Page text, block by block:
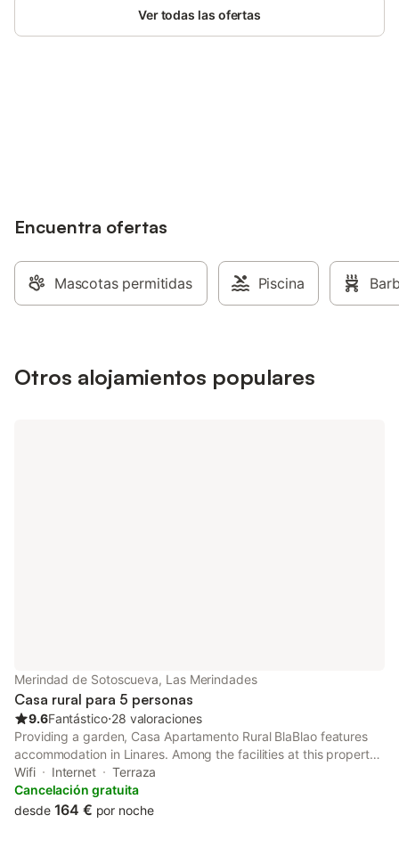
Ver todas las ofertas
Encuentra ofertas
Mascotas permitidas Piscina
Otros alojamientos populares
Merindad de Sotoscueva, Las Merindades
Casa rural para 5 personas
9.6Fantástico⋅28 valoraciones
Providing a garden, Casa Apartamento Rural BlaBlao features
accommodation in Linares. Among the facilities at this property
are luggage storage space and a concierge service, along with
free WiFi throughout the property.
Wifi Internet
Terraza
Cancelación gratuita
desde 164 € por noche